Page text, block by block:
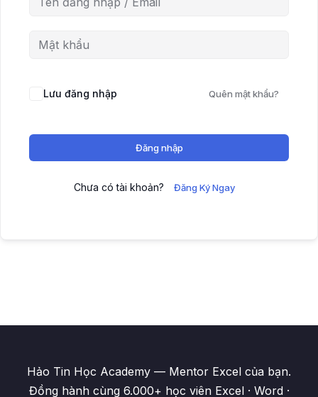
Lưu đăng nhập Quên mật khẩu?
Đăng nhập
Chưa có tài khoản? Đăng Ký Ngay
Hảo Tin Học Academy — Mentor Excel của bạn.
Đồng hành cùng 6.000+ học viên Excel · Word ·